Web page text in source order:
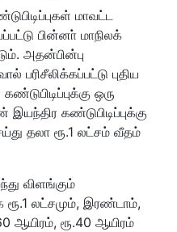
மாவட்ட
பின்னா் மாநிலக்
அதன்பின்பு
பரிசீலிக்கப்பட்டு புதிய
ஒரு
கண்டுபிடிப்புக்கு
தலா ரூ.1 லட்சம் வீதம்
விளங்கும்
ரூ.1 லட்சமும், இரண்டாம்,
ஆயிரம், ரூ.40 ஆயிரம்